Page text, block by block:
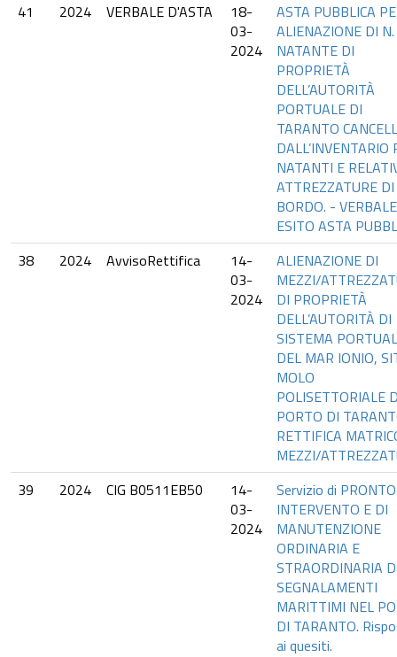
41
2024 VERBALE D'ASTA
18-
03-
2024
ASTA PUBBLICA
ALIENAZIONE DI
NATANTE DI
PROPRIETÀ
DELL’AUTORITÀ
PORTUALE DI
TARANTO
DALL’INVENTARIO
NATANTI E
ATTREZZATURE DI
BORDO. - VERBALE
ESITO ASTA
38
2024 AvvisoRettifica
14-
03-
2024
ALIENAZIONE DI
MEZZI/
DI PROPRIETÀ
DELL’AUTORITÀ DI
SISTEMA
DEL MAR IONIO,
MOLO
POLISETTORIALE
PORTO DI
RETTIFICA
MEZZI/
39
2024 CIG B0511EB50
14-
03-
2024
Servizio di PRONTO
INTERVENTO E DI
MANUTENZIONE
ORDINARIA E
STRAORDINARIA
SEGNALAMENTI
MARITTIMI NEL
DI TARANTO.
ai quesiti.